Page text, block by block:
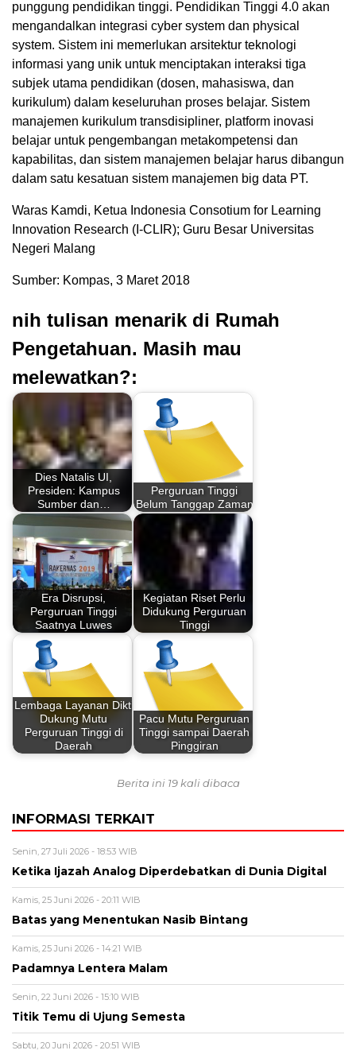
punggung pendidikan tinggi. Pendidikan Tinggi 4.0 akan
mengandalkan integrasi cyber system dan physical
system. Sistem ini memerlukan arsitektur teknologi
informasi yang unik untuk menciptakan interaksi tiga
subjek utama pendidikan (dosen, mahasiswa, dan
kurikulum) dalam keseluruhan proses belajar. Sistem
manajemen kurikulum transdisipliner, platform inovasi
belajar untuk pengembangan metakompetensi dan
kapabilitas, dan sistem manajemen belajar harus dibangun
dalam satu kesatuan sistem manajemen big data PT.
Waras Kamdi, Ketua Indonesia Consotium for Learning
Innovation Research (I-CLIR); Guru Besar Universitas
Negeri Malang
Sumber: Kompas, 3 Maret 2018
nih tulisan menarik di Rumah
Pengetahuan. Masih mau
melewatkan?:
Dies Natalis UI,
Presiden: Kampus
Sumber dan…
Perguruan Tinggi
Belum Tanggap Zaman
Era Disrupsi,
Perguruan Tinggi
Saatnya Luwes
Kegiatan Riset Perlu
Didukung Perguruan
Tinggi
Lembaga Layanan Dikti
Dukung Mutu
Perguruan Tinggi di
Daerah
Pacu Mutu Perguruan
Tinggi sampai Daerah
Pinggiran
Berita ini 19 kali dibaca
INFORMASI TERKAIT
Senin, 27 Juli 2026 - 18:53 WIB
Ketika Ijazah Analog Diperdebatkan di Dunia Digital
Kamis, 25 Juni 2026 - 20:11 WIB
Batas yang Menentukan Nasib Bintang
Kamis, 25 Juni 2026 - 14:21 WIB
Padamnya Lentera Malam
Senin, 22 Juni 2026 - 15:10 WIB
Titik Temu di Ujung Semesta
Sabtu, 20 Juni 2026 - 20:51 WIB